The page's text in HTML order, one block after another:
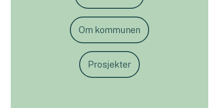
Om kommunen
Prosjekter